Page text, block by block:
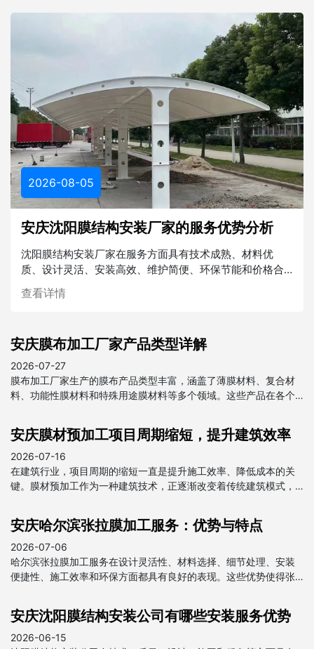
2026-08-05
安庆沈阳膜结构安装厂家的服务优势分析
沈阳膜结构安装厂家在服务方面具有技术成熟、材料优
质、设计灵活、安装高效、维护简便、环保节能和价格合
理等多重优势。在未来的建筑行业中，膜结构将发挥越来
越重要的作用
查看详情
安庆膜布加工厂家产品类型详解
2026-07-27
膜布加工厂家生产的膜布产品类型丰富，涵盖了薄膜材料、复合材
料、功能性膜材料和特殊用途膜材料等多个领域。这些产品在各个
安庆膜材预加工项目周期缩短，提升建筑效率
2026-07-16
在建筑行业，项目周期的缩短一直是提升施工效率、降低成本的关
键。膜材预加工作为一种建筑技术，正逐渐改变着传统建筑模式，
安庆哈尔滨张拉膜加工服务：优势与特点
2026-07-06
哈尔滨张拉膜加工服务在设计灵活性、材料选择、细节处理、安装
便捷性、施工效率和环保方面都具有良好的表现。这些优势使得张
一部分。
安庆沈阳膜结构安装公司有哪些安装服务优势
2026-06-15